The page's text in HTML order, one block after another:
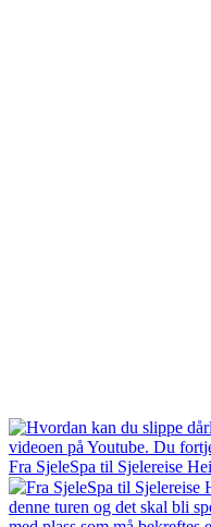
Fra SjeleSpa til Sjelereise